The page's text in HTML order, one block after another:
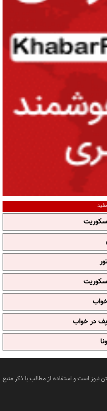
در خواب
نیوز است و استفاده از مطالب با ذکر منبع